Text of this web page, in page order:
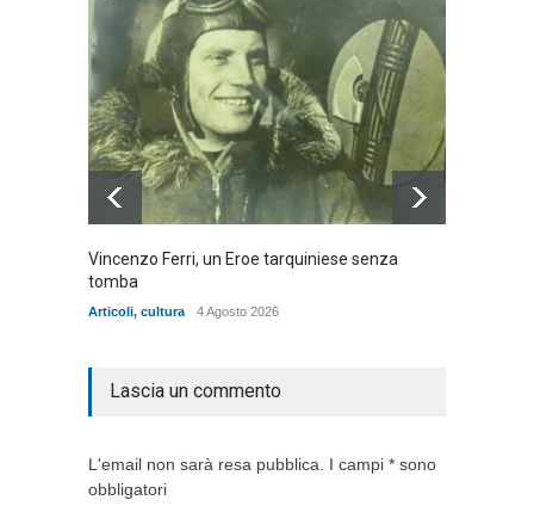
Vincenzo Ferri, un Eroe tarquiniese senza
tomba
Articoli, cultura 4 Agosto 2026
Lascia un commento
L'email non sarà resa pubblica. I campi * sono
obbligatori